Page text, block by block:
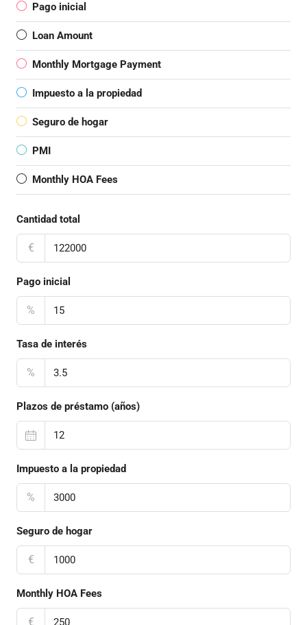
Pago inicial
Loan Amount
Monthly Mortgage Payment
Impuesto a la propiedad
Seguro de hogar
PMI
Monthly HOA Fees
Cantidad total
€
Pago inicial
%
Tasa de interés
%
Plazos de préstamo (años)
Impuesto a la propiedad
%
Seguro de hogar
€
Monthly HOA Fees
€